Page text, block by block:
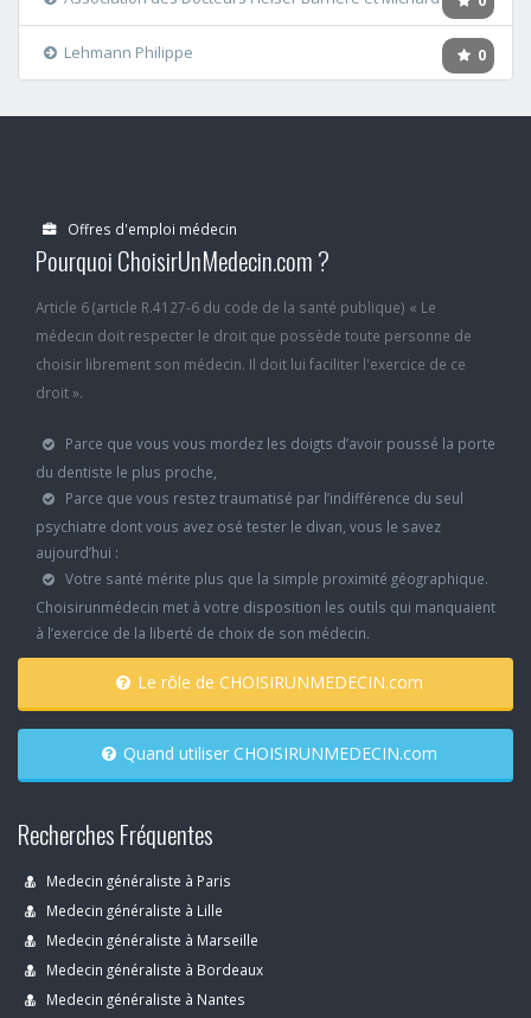
0
Lehmann Philippe
Offres d'emploi médecin
Pourquoi ChoisirUnMedecin.com ?
Article 6 (article R.4127-6 du code de la santé publique) « Le
médecin doit respecter le droit que possède toute personne de
choisir librement son médecin. Il doit lui faciliter l'exercice de ce
droit ».
Parce que vous vous mordez les doigts d’avoir poussé la porte
du dentiste le plus proche,
Parce que vous restez traumatisé par l’indifférence du seul
psychiatre dont vous avez osé tester le divan, vous le savez
aujourd’hui :
Votre santé mérite plus que la simple proximité géographique.
Choisirunmédecin met à votre disposition les outils qui manquaient
à l’exercice de la liberté de choix de son médecin.
Le rôle de CHOISIRUNMEDECIN.com
Quand utiliser CHOISIRUNMEDECIN.com
Recherches Fréquentes
Medecin généraliste à Paris
Medecin généraliste à Lille
Medecin généraliste à Marseille
Medecin généraliste à Bordeaux
Medecin généraliste à Nantes